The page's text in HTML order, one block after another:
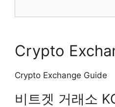
Crypto
Crypto Exchange Guide
비트겟 거래소